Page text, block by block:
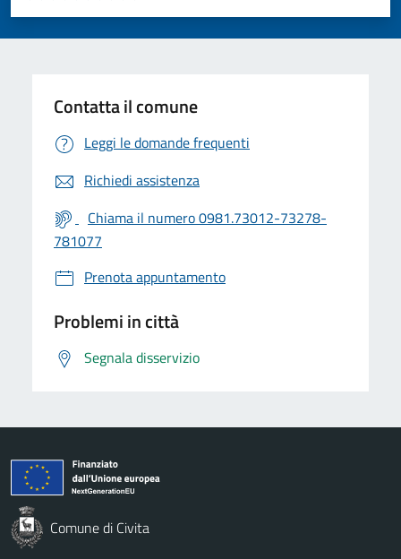
Valuta 5 stelle su 5
Valuta 4 stelle su 5
Valuta 3 stelle su 5
Valuta 2 stelle su 5
Valuta 1 stelle su 5
Contatta il comune
Leggi le domande frequenti
Richiedi assistenza
Chiama il numero 0981.73012-73278-
781077
Prenota appuntamento
Problemi in città
Segnala disservizio
Comune di Civita